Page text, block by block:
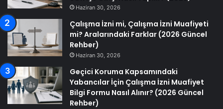
Haziran 30, 2026
Çalışma İzni mi, Çalışma İzni Muafiyeti
mi? Aralarındaki Farklar (2026 Güncel
Rehber)
Haziran 30, 2026
Geçici Koruma Kapsamındaki
Yabancılar İçin Çalışma İzni Muafiyet
Bilgi Formu Nasıl Alınır? (2026 Güncel
Rehber)